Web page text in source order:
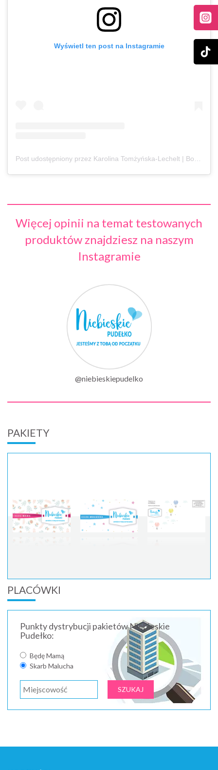
Wyświetl ten post na Instagramie
Więcej opinii na temat testowanych
produktów znajdziesz na naszym
Instagramie
@niebieskiepudelko
PAKIETY
PLACÓWKI
Punkty dystrybucji pakietów Niebieskie
Pudełko:
Będę Mamą
Skarb Malucha